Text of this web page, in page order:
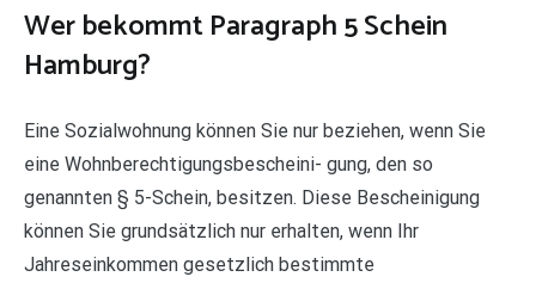
Wer bekommt Paragraph 5 Schein
Hamburg?
Eine Sozialwohnung können Sie nur beziehen, wenn Sie
eine Wohnberechtigungsbescheini- gung, den so
genannten § 5-Schein, besitzen. Diese Bescheinigung
können Sie grundsätzlich nur erhalten, wenn Ihr
Jahreseinkommen gesetzlich bestimmte